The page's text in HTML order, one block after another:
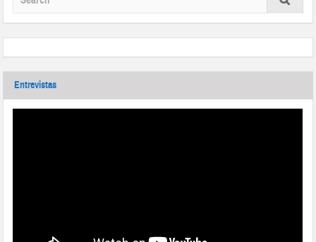
Entrevistas